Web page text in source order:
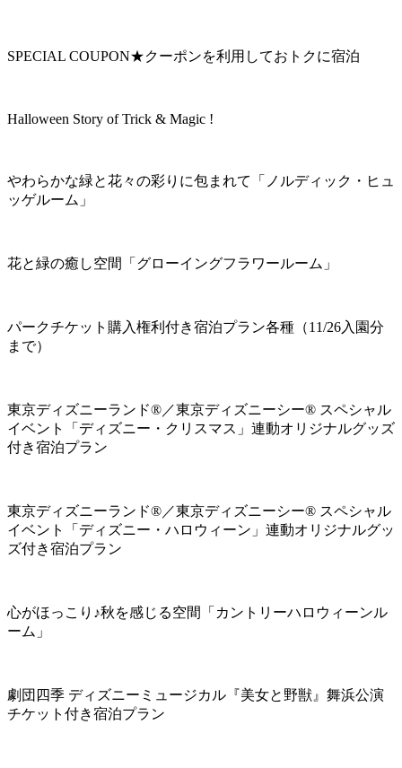
SPECIAL COUPON★クーポンを利用しておトクに宿泊
Halloween Story of Trick & Magic !
やわらかな緑と花々の彩りに包まれて「ノルディック・ヒュ
ッゲルーム」
花と緑の癒し空間「グローイングフラワールーム」
パークチケット購入権利付き宿泊プラン各種（11/26入園分
まで）
東京ディズニーランド®／東京ディズニーシー® スペシャル
イベント「ディズニー・クリスマス」連動オリジナルグッズ
付き宿泊プラン
東京ディズニーランド®／東京ディズニーシー® スペシャル
イベント「ディズニー・ハロウィーン」連動オリジナルグッ
ズ付き宿泊プラン
心がほっこり♪秋を感じる空間「カントリーハロウィーンル
ーム」
劇団四季 ディズニーミュージカル『美女と野獣』舞浜公演
チケット付き宿泊プラン